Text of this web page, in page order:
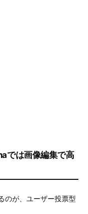
では画像編集で高
のが、ユーザー投票型